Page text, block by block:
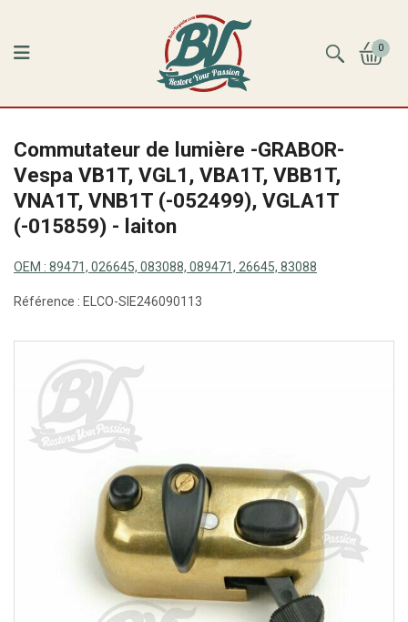
0
Commutateur de lumière -GRABOR-
Vespa VB1T, VGL1, VBA1T, VBB1T,
VNA1T, VNB1T (-052499), VGLA1T
(-015859) - laiton
OEM : 89471, 026645, 083088, 089471, 26645, 83088
Référence : ELCO-SIE246090113